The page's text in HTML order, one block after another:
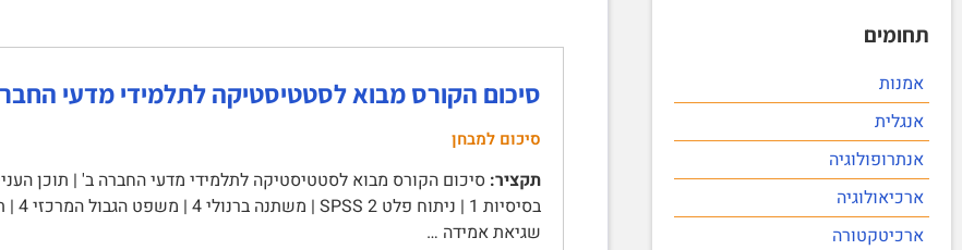
תחומים
אמנות
אנגלית
אנתרופולוגיה
ארכיאולוגיה
ארכיטקטורה
סיכום הקורס מבוא לסטטיסטיקה לתלמידי מדעי
סיכום למבחן
תקציר:
שגיאת אמידה …